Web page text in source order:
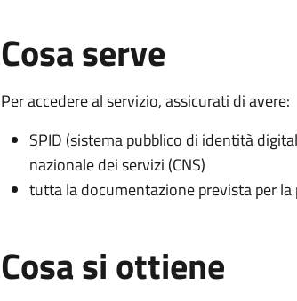
Cosa serve
Per accedere al servizio, assicurati di avere:
SPID (sistema pubblico di identità
nazionale dei servizi (CNS)
tutta la documentazione prevista per
Cosa si ottiene